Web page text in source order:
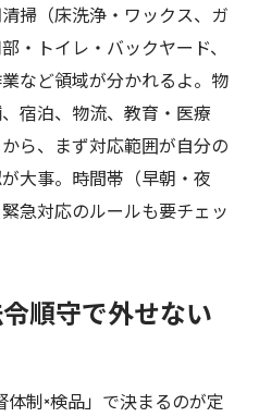
掃（床洗浄・ワックス、ガ
・トイレ・バックヤード、
など領域が分かれるよ。物
宿泊、物流、教育・医療
ら、まず対応範囲が自分の
大事。時間帯（早朝・夜
急対応のルールも要チェッ
順守で外せない
制×検品」で決まるのが定